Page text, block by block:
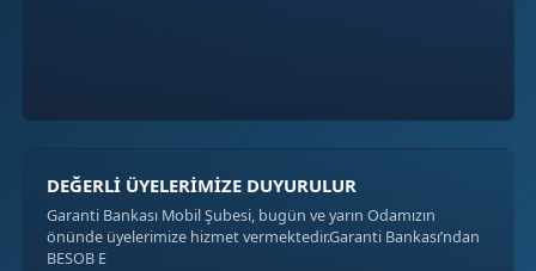
DEĞERLİ ÜYELERİMİZE DUYURULUR
Garanti Bankası Mobil Şubesi, bugün ve yarın Odamızın
önünde üyelerimize hizmet vermektedir.Garanti Bankası’ndan
BESOB E